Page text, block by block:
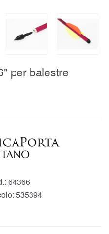
per balestre
64366
535394